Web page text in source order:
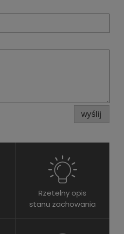
wyślij
Rzetelny opis
stanu zachowania